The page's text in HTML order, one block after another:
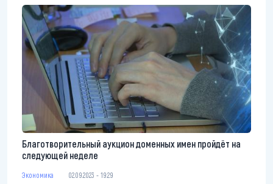
Благотворительный аукцион доменных имен пройдёт на
следующей неделе
Экономика 02.09.2023 - 19:29